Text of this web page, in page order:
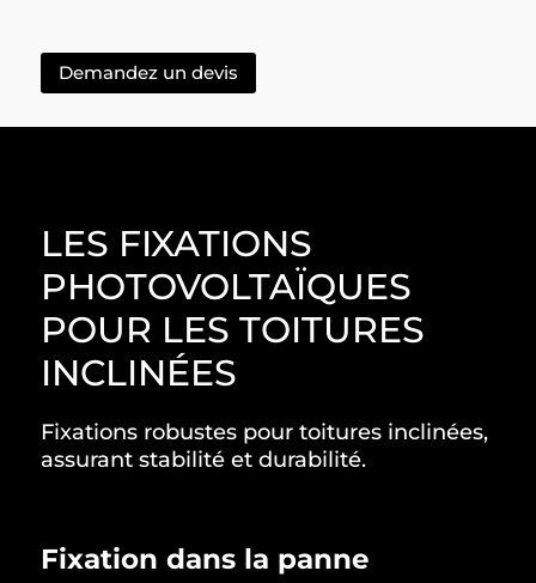
Demandez un devis
LES FIXATIONS
PHOTOVOLTAÏQUES
POUR LES TOITURES
INCLINÉES
Fixations robustes pour toitures inclinées,
assurant stabilité et durabilité.
Fixation dans la panne